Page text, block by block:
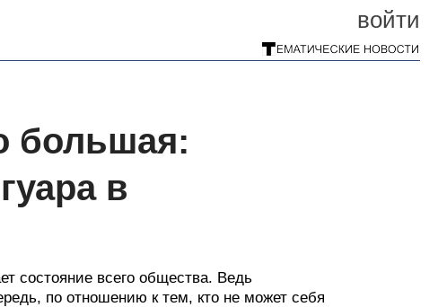
войти
большая:
в
состояние всего общества. Ведь
по отношению к тем, кто не может себя